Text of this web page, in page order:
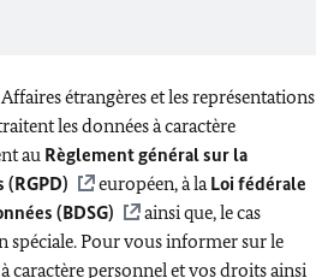
étrangères et les représentations
les données à caractère
au Règlement général sur la
européen, à laLoi fédérale
(BDSG)
ainsi que, le cas
spéciale. Pour vous informer sur le
caractère personnel et vos droits ainsi